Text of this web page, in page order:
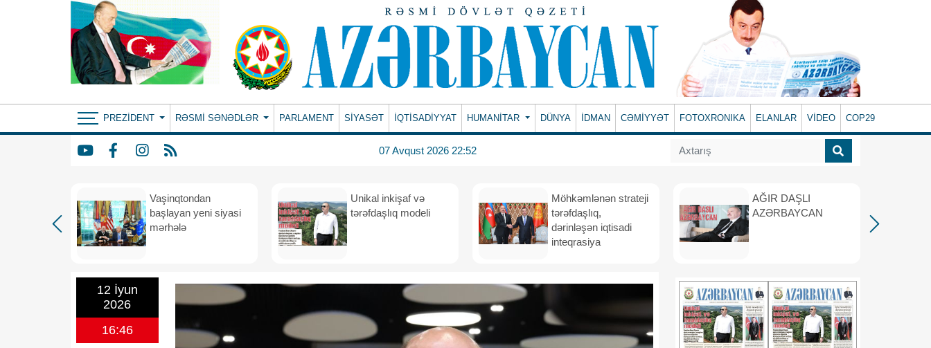
PREZIDENT RƏSMI SƏNƏDLƏR PARLAMENT SİYASƏT İQTİSADİYYAT HUMANITAR DÜNYA İDMAN CƏMİYYƏT FOTOXRONIKA ELANLAR VİDEO COP29
07 Avqust 2026 22:52
Vaşinqtondan
başlayan yeni siyasi
mərhələ
Unikal inkişaf və
tərəfdaşlıq modeli
Möhkəmlənən strateji
tərəfdaşlıq,
dərinləşən iqtisadi
inteqrasiya
AĞIR DAŞLI
AZƏRBAYCAN
12 İyun
2026
16:46